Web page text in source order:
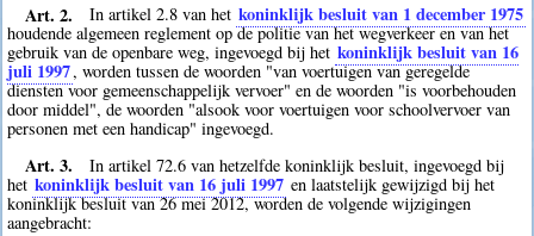
Art. 2. In artikel 2.8 van het koninklijk besluit van 1 december 1975
houdende algemeen reglement op de politie van het wegverkeer en van het
gebruik van de openbare weg, ingevoegd bij het koninklijk besluit van 16
juli 1997, worden tussen de woorden "van voertuigen van geregelde
diensten voor gemeenschappelijk vervoer" en de woorden "is voorbehouden
door middel", de woorden "alsook voor voertuigen voor schoolvervoer van
personen met een handicap" ingevoegd.
Art. 3.
In artikel 72.6 van hetzelfde koninklijk besluit, ingevoegd bij
het koninklijk besluit van 16 juli 1997 en laatstelijk gewijzigd bij het
koninklijk besluit van 26 mei 2012, worden de volgende wijzigingen
aangebracht: